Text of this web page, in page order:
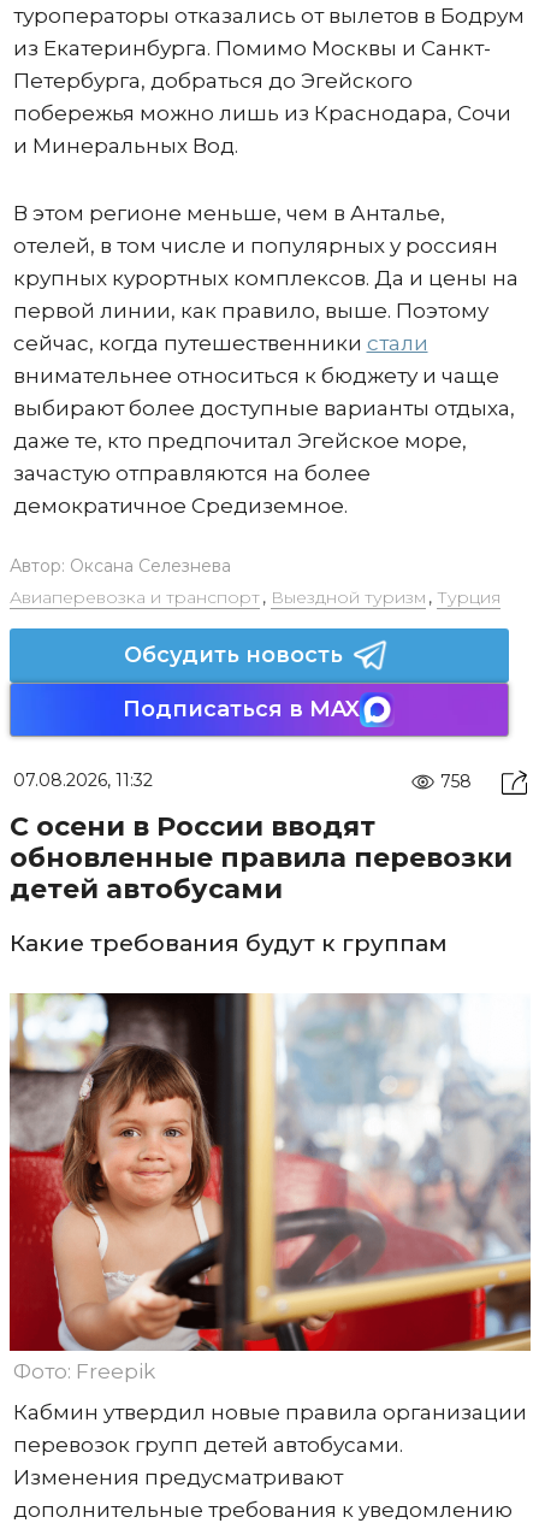
туроператоры отказались от вылетов в Бодрум
из Екатеринбурга. Помимо Москвы и Санкт-
Петербурга, добраться до Эгейского
побережья можно лишь из Краснодара, Сочи
и Минеральных Вод.
В этом регионе меньше, чем в Анталье,
отелей, в том числе и популярных у россиян
крупных курортных комплексов. Да и цены на
первой линии, как правило, выше. Поэтому
сейчас, когда путешественники стали
внимательнее относиться к бюджету и чаще
выбирают более доступные варианты отдыха,
даже те, кто предпочитал Эгейское море,
зачастую отправляются на более
демократичное Средиземное.
Автор: Оксана Селезнева
Авиаперевозка и транспорт, Выездной туризм , Турция
Обсудить новость
Подписаться в MAX
07.08.2026, 11:32 758
С осени в России вводят
обновленные правила перевозки
детей автобусами
Какие требования будут к группам
Фото: Freepik
Кабмин утвердил новые правила организации
перевозок групп детей автобусами.
Изменения предусматривают
дополнительные требования к уведомлению